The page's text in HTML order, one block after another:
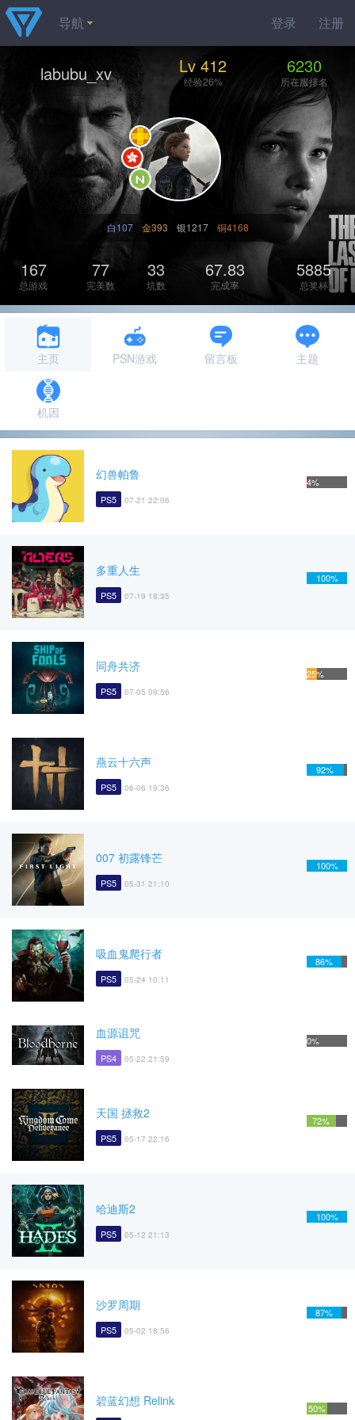
登录 注册
导航
labubu_xv Lv 412
经验26%
6230
所在服排名
白107 金393 银1217 铜4168
167
总游戏
77
完美数
33
坑数
67.83
完成率
5885
总奖杯
主页 PSN游戏 留言板 主题
机因
幻兽帕鲁
PS5 07-21 22:06
4%
多重人生
PS5 07-19 18:35
100%
同舟共济
PS5 07-05 09:56
25%
燕云十六声
PS5 06-06 19:36
92%
007 初露锋芒
PS5 05-31 21:10
100%
吸血鬼爬行者
PS5 05-24 10:11
86%
血源诅咒
PS4 05-22 21:59
0%
天国 拯救2
PS5 05-17 22:16
72%
哈迪斯2
PS5 05-12 21:13
100%
沙罗周期
PS5 05-02 18:56
87%
碧蓝幻想 Relink 50%